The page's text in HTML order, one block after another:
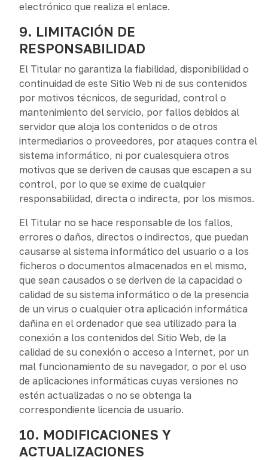
electrónico que realiza el enlace.
9. LIMITACIÓN DE
RESPONSABILIDAD
El Titular no garantiza la fiabilidad, disponibilidad o
continuidad de este Sitio Web ni de sus contenidos
por motivos técnicos, de seguridad, control o
mantenimiento del servicio, por fallos debidos al
servidor que aloja los contenidos o de otros
intermediarios o proveedores, por ataques contra el
sistema informático, ni por cualesquiera otros
motivos que se deriven de causas que escapen a su
control, por lo que se exime de cualquier
responsabilidad, directa o indirecta, por los mismos.
El Titular no se hace responsable de los fallos,
errores o daños, directos o indirectos, que puedan
causarse al sistema informático del usuario o a los
ficheros o documentos almacenados en el mismo,
que sean causados o se deriven de la capacidad o
calidad de su sistema informático o de la presencia
de un virus o cualquier otra aplicación informática
dañina en el ordenador que sea utilizado para la
conexión a los contenidos del Sitio Web, de la
calidad de su conexión o acceso a Internet, por un
mal funcionamiento de su navegador, o por el uso
de aplicaciones informáticas cuyas versiones no
estén actualizadas o no se obtenga la
correspondiente licencia de usuario.
10. MODIFICACIONES Y
ACTUALIZACIONES